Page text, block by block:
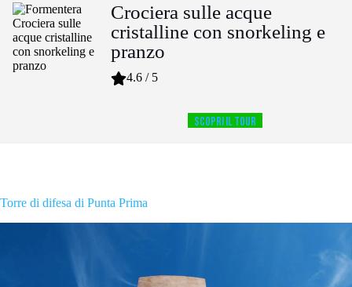
Crociera sulle acque
cristalline con snorkeling e
pranzo
4.6 / 5
SCOPRI IL TOUR
Torre di difesa di Punta Prima